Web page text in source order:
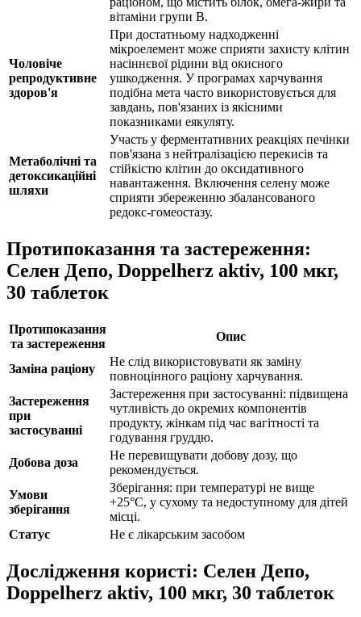
вітаміни групи B.
Чоловіче
репродуктивне
здоров'я
При достатньому надходженні
мікроелемент може сприяти захисту клітин
насіннєвої рідини від окисного
ушкодження. У програмах харчування
подібна мета часто використовується для
завдань, пов'язаних із якісними
показниками еякуляту.
Метаболічні та
детоксикаційні
шляхи
Участь у ферментативних реакціях печінки
пов'язана з нейтралізацією перекисів та
стійкістю клітин до оксидативного
навантаження. Включення селену може
сприяти збереженню збалансованого
редокс-гомеостазу.
Протипоказання та застереження:
Селен Депо, Doppelherz aktiv, 100 мкг,
30 таблеток
Протипоказання
та застереження
Опис
Заміна раціону
Не слід використовувати як заміну
повноцінного раціону харчування.
Застереження
при
застосуванні
Застереження при застосуванні: підвищена
чутливість до окремих компонентів
продукту, жінкам під час вагітності та
годування груддю.
Добова доза
Не перевищувати добову дозу, що
рекомендується.
Умови
зберігання
Зберігання: при температурі не вище
+25°С, у сухому та недоступному для дітей
місці.
Статус
Не є лікарським засобом
Дослідження користі: Селен Депо,
Doppelherz aktiv, 100 мкг, 30 таблеток